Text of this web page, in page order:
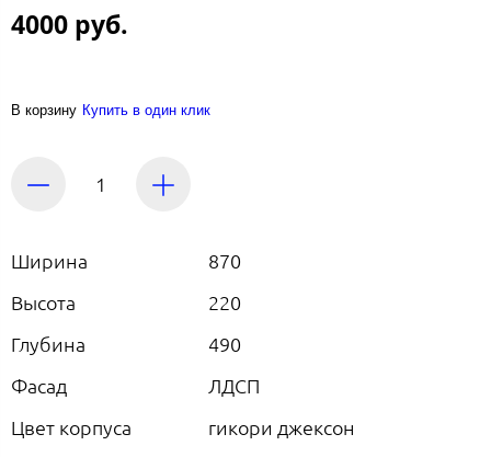
4000 руб.
В корзину Купить в один клик
Ширина
870
Высота
220
Глубина
490
Фасад
ЛДСП
Цвет корпуса
гикори джексон